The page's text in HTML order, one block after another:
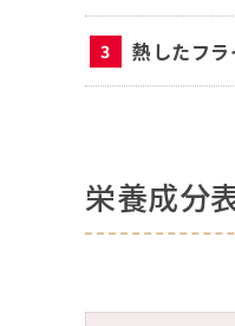
熱したフ
栄養成分